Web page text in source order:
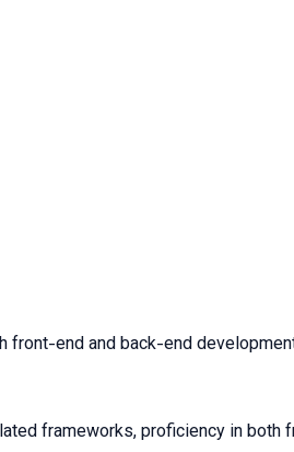
end and back-end
frameworks, proficiency in